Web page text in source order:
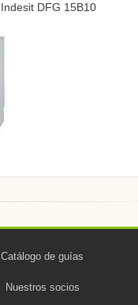
Indesit DFG 15B10
Catálogo de guías
Nuestros socios